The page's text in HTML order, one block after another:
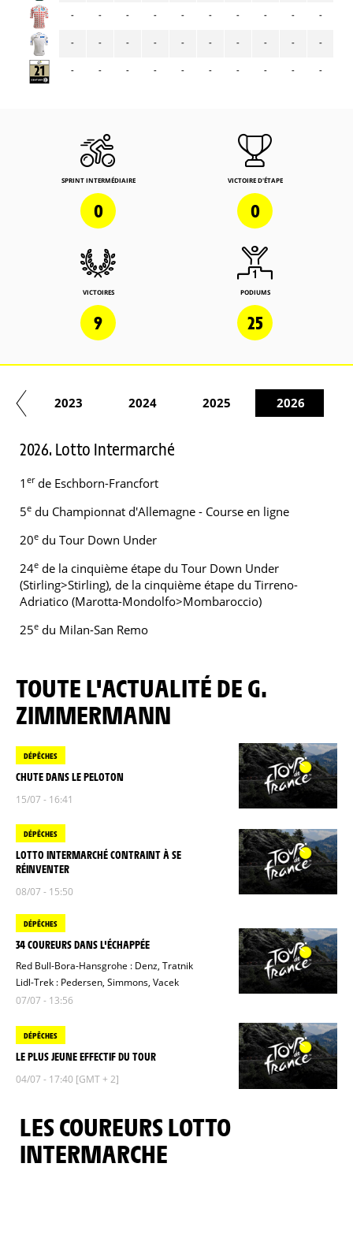
-
-
-
-
-
-
-
-
-
-
-
-
-
-
-
-
-
-
-
-
-
-
-
-
-
-
-
-
-
-
SPRINT INTERMÉDIAIRE
0
VICTOIRE D'ÉTAPE
0
VICTOIRES
9
PODIUMS
25
2023 2024 2025 2026
2026. Lotto Intermarché
1 erde Eschborn-Francfort
5e du Championnat d'Allemagne - Course en ligne
20e du Tour Down Under
24e de la cinquième étape du Tour Down Under
(Stirling>Stirling), de la cinquième étape du Tirreno-
Adriatico (Marotta-Mondolfo>Mombaroccio)
25e du Milan-San Remo
TOUTE L'ACTUALITÉ DE G.
ZIMMERMANN
DÉPÊCHES
CHUTE DANS LE PELOTON
15/07 - 16:41
DÉPÊCHES
LOTTO INTERMARCHÉ CONTRAINT À SE
RÉINVENTER
08/07 - 15:50
DÉPÊCHES
34 COUREURS DANS L'ÉCHAPPÉE
Red Bull-Bora-Hansgrohe : Denz, Tratnik
Lidl-Trek : Pedersen, Simmons, Vacek
07/07 - 13:56
DÉPÊCHES
LE PLUS JEUNE EFFECTIF DU TOUR
04/07 - 17:40 [GMT + 2]
LES COUREURS LOTTO
INTERMARCHE